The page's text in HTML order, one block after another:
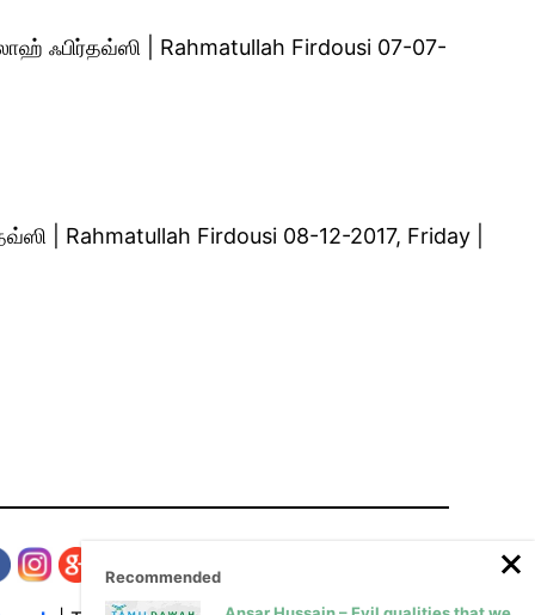
ஃபிர்தவ்ஸி | Rahmatullah Firdousi 07-07-
| Rahmatullah Firdousi 08-12-2017, Friday |
Recommended